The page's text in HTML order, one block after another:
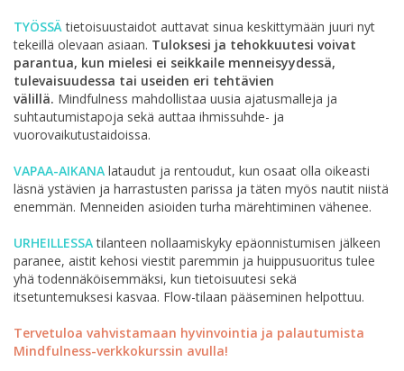
TYÖSSÄ tietoisuustaidot auttavat sinua keskittymään juuri nyt
tekeillä olevaan asiaan. Tuloksesi ja tehokkuutesi voivat
parantua, kun mielesi ei seikkaile menneisyydessä,
tulevaisuudessa tai useiden eri tehtävien
välillä. Mindfulness mahdollistaa uusia ajatusmalleja ja
suhtautumistapoja sekä auttaa ihmissuhde- ja
vuorovaikutustaidoissa.
VAPAA-AIKANA lataudut ja rentoudut, kun osaat olla oikeasti
läsnä ystävien ja harrastusten parissa ja täten myös nautit niistä
enemmän. Menneiden asioiden turha märehtiminen vähenee.
URHEILLESSAtilanteen nollaamiskyky epäonnistumisen jälkeen
paranee, aistit kehosi viestit paremmin ja huippusuoritus tulee
yhä todennäköisemmäksi, kun tietoisuutesi sekä
itsetuntemuksesi kasvaa. Flow-tilaan pääseminen helpottuu.
Tervetuloa vahvistamaan hyvinvointia ja palautumista
Mindfulness-verkkokurssin avulla!